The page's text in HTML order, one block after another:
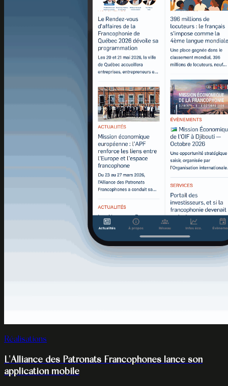
Réalisations
L'Alliance des Patronats Francophones lance son
application mobile